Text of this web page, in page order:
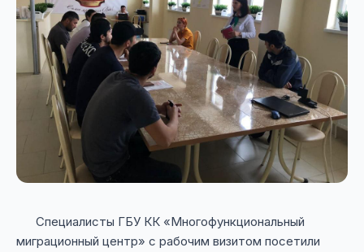
Специалисты ГБУ КК «Многофункциональный
миграционный центр» с рабочим визитом посетили